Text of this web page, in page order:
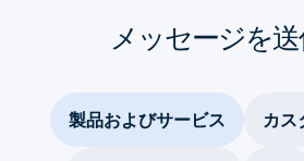
メッセージを
製品およびサービス カス